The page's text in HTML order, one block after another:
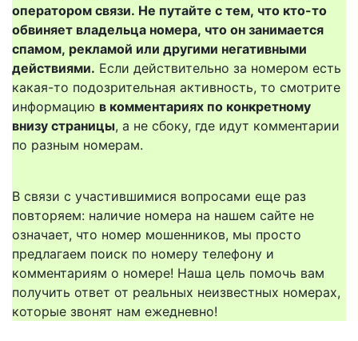
оператором связи. Не путайте с тем, что кто-то
обвиняет владельца номера, что он занимается
спамом, рекламой или другими негативными
действиями. Если действительно за номером есть
какая-то подозрительная активность, то смотрите
информацию в комментариях по конкретному
внизу страницы, а не сбоку, где идут комментарии
по разным номерам.
В связи с участившимися вопросами еще раз
повторяем: наличие номера на нашем сайте не
означает, что номер мошенников, мы просто
предлагаем поиск по номеру телефону и
комментариям о номере! Наша цель помочь вам
получить ответ от реальных неизвестных номерах,
которые звонят нам ежедневно!